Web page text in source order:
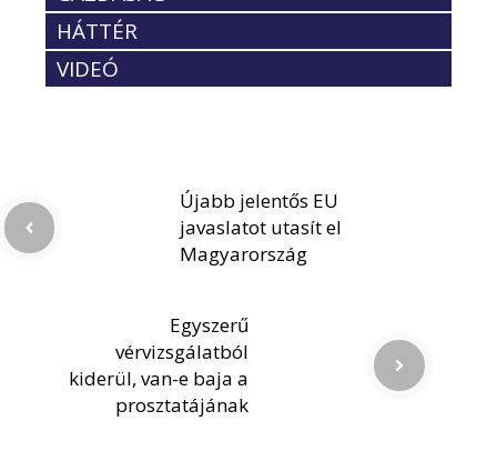
HÁTTÉR
VIDEÓ
Újabb jelentős EU
javaslatot utasít el
Magyarország
Egyszerű
vérvizsgálatból
kiderül, van-e baja a
prosztatájának